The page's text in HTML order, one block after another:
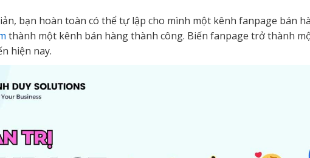
bạn hoàn toàn có thể tự lập cho mình một kênh fanpage bán
thành một kênh bán hàng thành công. Biến fanpage trở thành
hiện nay.